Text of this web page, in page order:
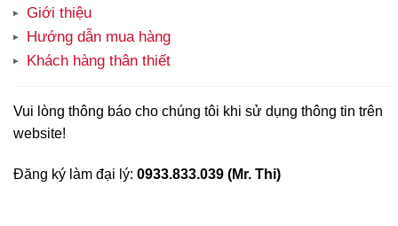
Giới thiệu
Hướng dẫn mua hàng
Khách hàng thân thiết
Vui lòng thông báo cho chúng tôi khi sử dụng thông tin trên
website!
Đăng ký làm đại lý: 0933.833.039 (Mr. Thi)